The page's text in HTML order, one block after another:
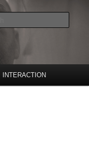
INTERACTION